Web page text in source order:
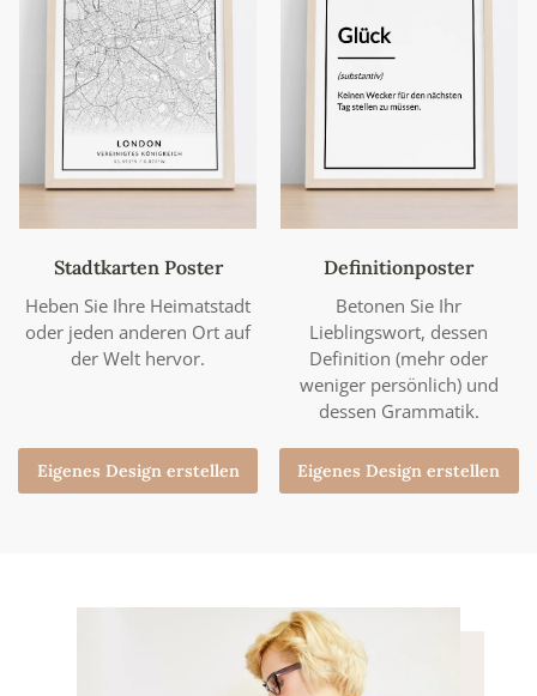
Stadtkarten Poster
Heben Sie Ihre Heimatstadt
oder jeden anderen Ort auf
der Welt hervor.
Eigenes Design erstellen
Definitionposter
Betonen Sie Ihr
Lieblingswort, dessen
Definition (mehr oder
weniger persönlich) und
dessen Grammatik.
Eigenes Design erstellen